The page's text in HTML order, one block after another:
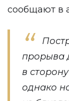
сообщают в
прорыва
в
однако